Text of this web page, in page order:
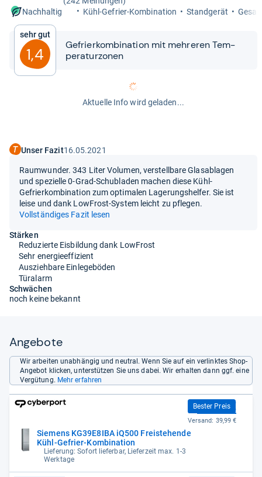
Nachhaltig
Kühl-​Gefrier-​Kom­bi­na­tion Stand­ge­rät
Sehr gut
1,4
Gefrier­kom­bi­na­tion mit meh­re­ren Tem­
pe­ra­tur­zo­nen
Aktuelle Info wird geladen...
Unser Fazit16.05.2021
Raumwunder. 343 Liter Volumen, verstellbare Glasablagen
und spezielle 0-Grad-Schubladen machen diese Kühl-
Gefrierkombination zum optimalen Lagerungshelfer. Sie ist
leise und dank LowFrost-System leicht zu pflegen.
Vollständiges Fazit lesen
Stärken
Reduzierte Eisbildung dank LowFrost
Sehr energieeffizient
Ausziehbare Einlegeböden
Türalarm
Schwächen
noch keine bekannt
Angebote
Wir arbeiten unabhängig und neutral. Wenn Sie auf ein verlinktes Shop-
Angebot klicken, unterstützen Sie uns dabei. Wir erhalten dann ggf. eine
Vergütung. Mehr erfahren
Siemens KG39E8IBA iQ500 Freistehende
Kühl-Gefrier-Kombination
Lieferung: Sofort lieferbar, Lieferzeit max. 1-3
Werktage
Bester Preis
693,00 €
Versand: 39,99 €